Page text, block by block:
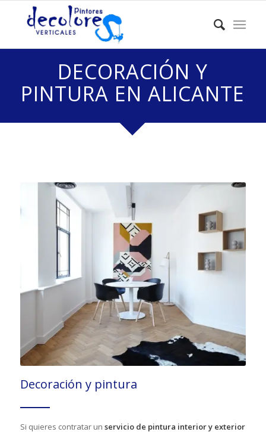
DECORACIÓN Y
PINTURA EN ALICANTE
Decoración y pintura
Si quieres contratar un servicio de pintura interior y exterior